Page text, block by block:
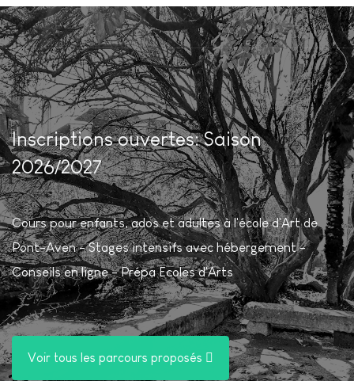
Inscriptions ouvertes: Saison
2026/2027
Cours pour enfants, ados et adultes à l'école d'Art de
Pont-Aven - Stages intensifs avec hébergement -
Conseils en ligne - Prépa Ecoles d'Arts
Voir tous les parcours proposés